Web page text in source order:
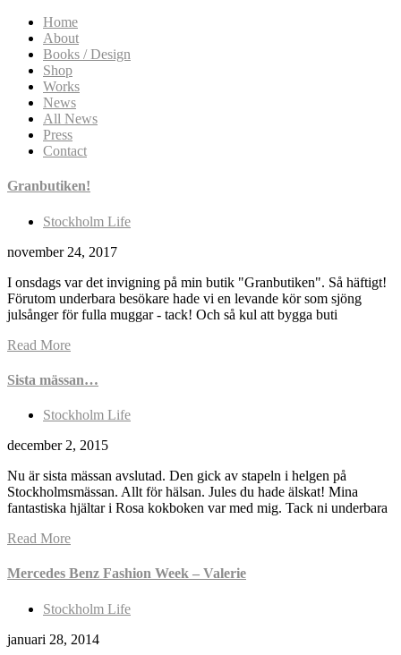
Home
About
Books / Design
Shop
Works
News
All News
Press
Contact
Granbutiken!
Stockholm Life
november 24, 2017
I onsdags var det invigning på min butik "Granbutiken". Så häftigt!
Förutom underbara besökare hade vi en levande kör som sjöng
julsånger för fulla muggar - tack! Och så kul att bygga buti
Read More
Sista mässan…
Stockholm Life
december 2, 2015
Nu är sista mässan avslutad. Den gick av stapeln i helgen på
Stockholmsmässan. Allt för hälsan. Jules du hade älskat! Mina
fantastiska hjältar i Rosa kokboken var med mig. Tack ni underbara
Read More
Mercedes Benz Fashion Week – Valerie
Stockholm Life
januari 28, 2014